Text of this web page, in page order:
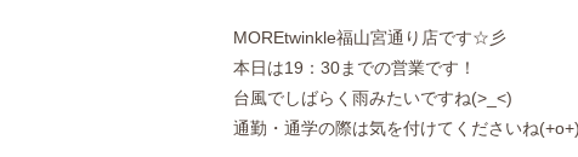
MOREtwinkle福山宮通り店です☆彡
本日は19：30までの営業です！
台風でしばらく雨みたいですね(>_<)
通勤・通学の際は気を付けてくださいね(+o+)